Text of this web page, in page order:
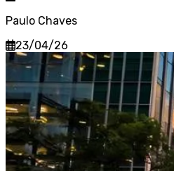
Paulo Chaves
23/04/26